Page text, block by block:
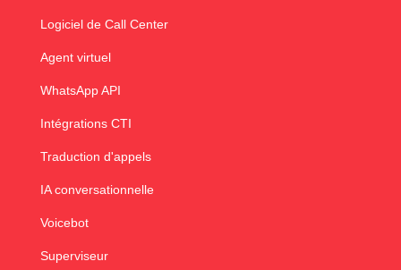
Logiciel de Call Center
Agent virtuel
WhatsApp API
Intégrations CTI
Traduction d'appels
IA conversationnelle
Voicebot
Superviseur